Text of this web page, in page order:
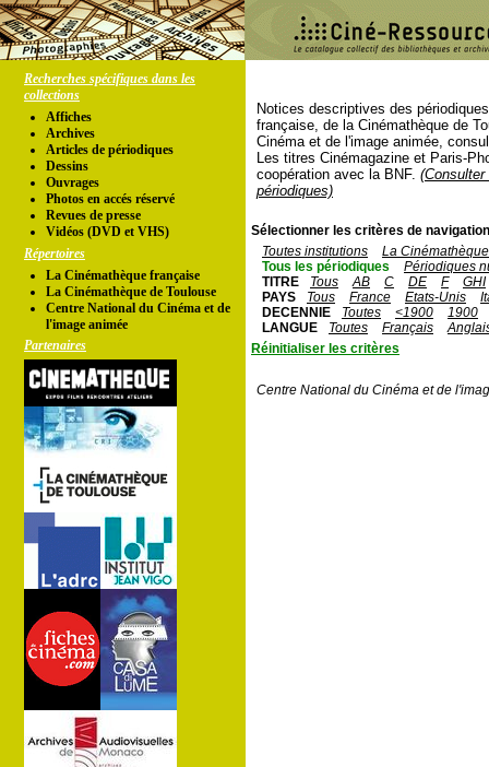
Recherches spécifiques dans les
collections
Affiches
Archives
Articles de périodiques
Dessins
Ouvrages
Photos en accés réservé
Revues de presse
Vidéos (DVD et VHS)
Répertoires
La Cinémathèque française
La Cinémathèque de Toulouse
Centre National du Cinéma et de
l'image animée
Partenaires
Notices descriptives des
française, de la Cinémathèque de
Cinéma et de l'image animée,
Les titres Cinémagazine et Paris-
coopération avec la BNF.
périodiques)
Sélectionner les critères de
Toutes institutions
La
Tous les périodiques
Périodiques
TITRE
Tous AB C DE F
GHI
PAYS
Tous France Etats-Unis
DECENNIE
Toutes <1900
1900
LANGUE
Toutes Français
Réinitialiser les critères
Centre National du Cinéma et de